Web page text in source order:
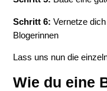
Schritt 6: Vernetze
Blogerinnen
Lass uns nun die
Wie du eine